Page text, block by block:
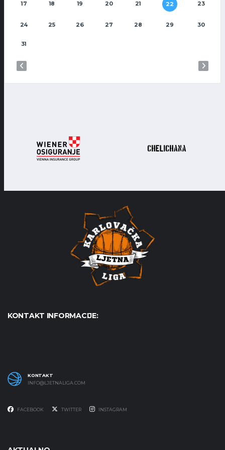
17 18 19 20 21 22 23
24 25 26 27 28 29 30
31
KONTAKT INFORMACIJE:
KONTAKT
INFO@LJETNALIGA.COM
FACEBOOK TWITTER INSTAGRAM